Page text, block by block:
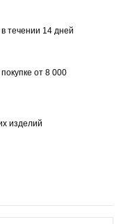
течении 14 дней
от 8 000
изделий